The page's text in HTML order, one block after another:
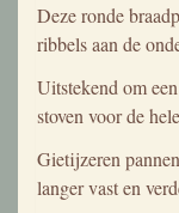
Deze ronde
ribbels aan de
Uitstekend om
stoven voor de
Gietijzeren
langer vast en